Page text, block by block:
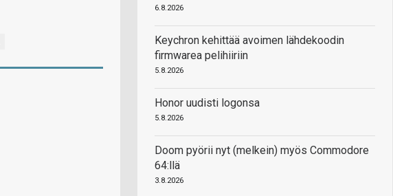
6.8.2026
Keychron kehittää avoimen lähdekoodin
firmwarea pelihiiriin
5.8.2026
Honor uudisti logonsa
5.8.2026
Doom pyörii nyt (melkein) myös Commodore
64:llä
3.8.2026